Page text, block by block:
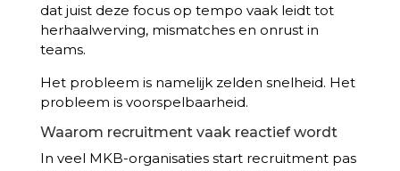
dat juist deze focus op tempo vaak leidt tot
herhaalwerving, mismatches en onrust in
teams.
Het probleem is namelijk zelden snelheid. Het
probleem is voorspelbaarheid.
Waarom recruitment vaak reactief wordt
In veel MKB-organisaties start recruitment pas